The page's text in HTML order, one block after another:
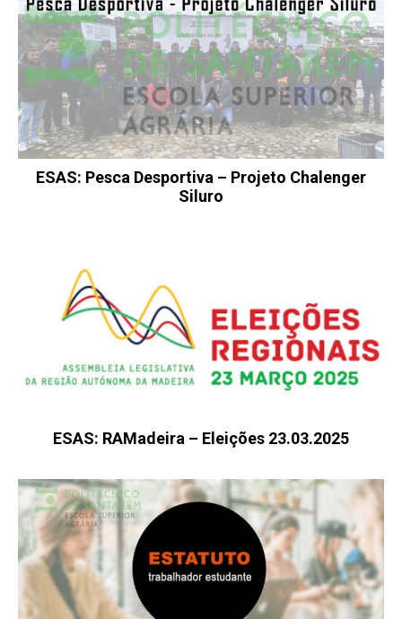
ESAS: Pesca Desportiva – Projeto Chalenger
Siluro
ESAS: RAMadeira – Eleições 23.03.2025